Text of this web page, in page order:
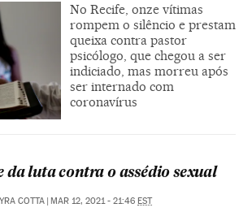
No Recife, onze vítimas
rompem o silêncio e prestam
queixa contra pastor
psicólogo, que chegou a ser
indiciado, mas morreu após
ser internado com
coronavírus
da luta contra o assédio sexual
COTTA | MAR 12, 2021 - 21:46 EST